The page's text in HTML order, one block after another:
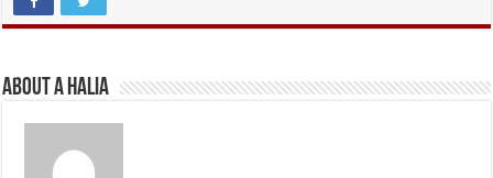
About A Halia